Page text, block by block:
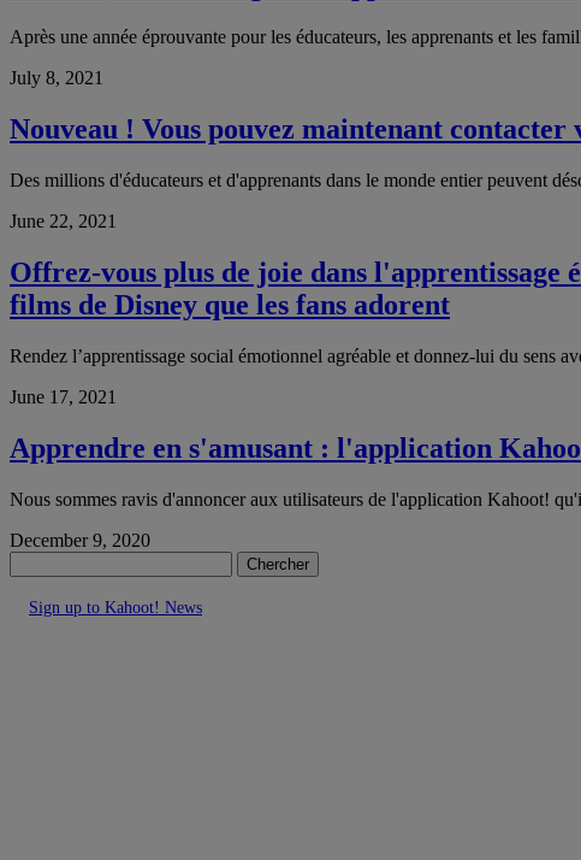
Après une année éprouvante pour les éducateurs, les apprenants et les
July 8, 2021
Nouveau ! Vous pouvez maintenant
Des millions d'éducateurs et d'apprenants dans le monde entier peuvent
June 22, 2021
Offrez-vous plus de joie dans
films de Disney que les fans adorent
Rendez l’apprentissage social émotionnel agréable et donnez-lui du sens
June 17, 2021
Apprendre en s'amusant : l'application
Nous sommes ravis d'annoncer aux utilisateurs de l'application Kahoot!
December 9, 2020
Chercher
Sign up to Kahoot! News